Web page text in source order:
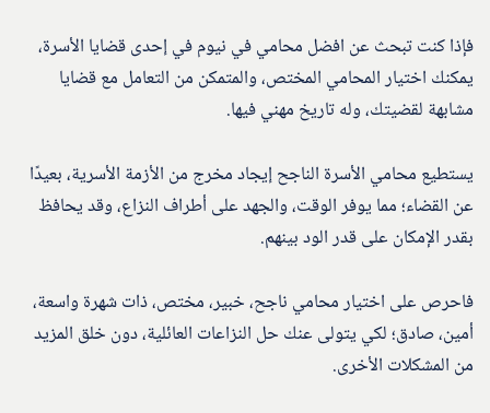
فإذا كنت تبحث عن افضل محامي في نيوم في إحدى قضايا الأسرة،
يمكنك اختيار المحامي المختص، والمتمكن من التعامل مع قضايا
مشابهة لقضيتك، وله تاريخ مهني فيها.
يستطيع محامي الأسرة الناجح إيجاد مخرج من الأزمة الأسرية، بعيدًا
عن القضاء؛ مما يوفر الوقت، والجهد على أطراف النزاع، وقد يحافظ
بقدر الإمكان على قدر الود بينهم.
فاحرص على اختيار محامي ناجح، خبير، مختص، ذات شهرة واسعة،
أمين، صادق؛ لكي يتولى عنك حل النزاعات العائلية، دون خلق المزيد
من المشكلات الأخرى.